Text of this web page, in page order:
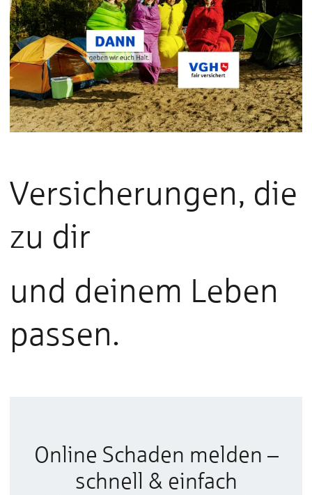
Versicherungen, die
zu dir
und deinem Leben
passen.
Online Schaden melden –
schnell & einfach